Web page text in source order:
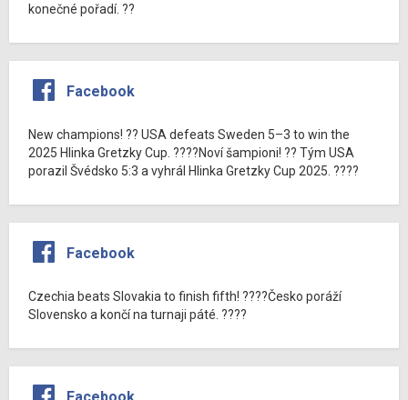
konečné pořadí. ??
Facebook
New champions! ?? USA defeats Sweden 5–3 to win the
2025 Hlinka Gretzky Cup. ????Noví šampioni! ?? Tým USA
porazil Švédsko 5:3 a vyhrál Hlinka Gretzky Cup 2025. ????
Facebook
Czechia beats Slovakia to finish fifth! ????Česko poráží
Slovensko a končí na turnaji páté. ????